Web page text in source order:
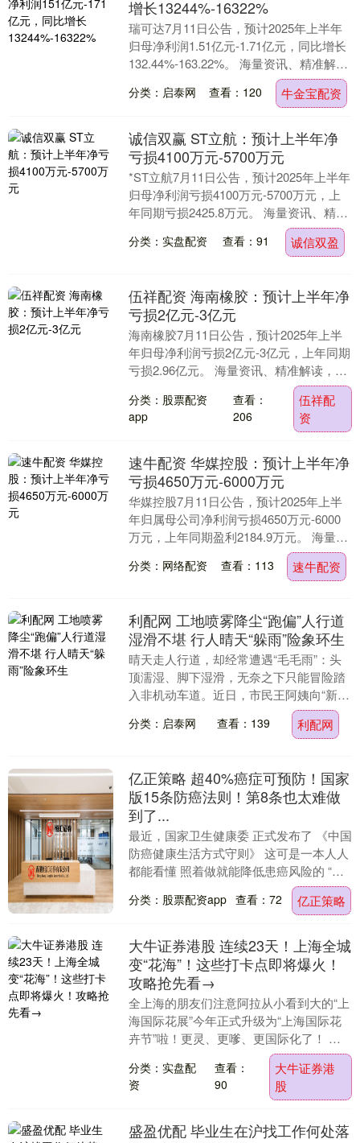
增长13244%-16322%
瑞可达7月11日公告，预计2025年上半年
归母净利润1.51亿元-1.71亿元，同比增长
132.44%-163.22%。 海量资讯、精准解
分类：启泰网 查看：120 牛金宝配资
诚信双赢 ST立航：预计上半年净
亏损4100万元-5700万元
*ST立航7月11日公告，预计2025年上半年
归母净利润亏损4100万元-5700万元，上
年同期亏损2425.8万元。 海量资讯、精准
分类：实盘配资 查看：91 诚信双盈
伍祥配资 海南橡胶：预计上半年净
亏损2亿元-3亿元
海南橡胶7月11日公告，预计2025年上半
年归母净利润亏损2亿元-3亿元，上年同期
亏损2.96亿元。 海量资讯、精准解读，尽
分类：股票配资
app
查看：
206
伍祥配
资
速牛配资 华媒控股：预计上半年净
亏损4650万元-6000万元
华媒控股7月11日公告，预计2025年上半
年归属母公司净利润亏损4650万元-6000
万元，上年同期盈利2184.9万元。 海量资
讯、精准解读，尽在新浪财经AP....
分类：网络配资 查看：113 速牛配资
利配网 工地喷雾降尘“跑偏”人行道
湿滑不堪 行人晴天“躲雨”险象环生
晴天走人行道，却经常遭遇“毛毛雨”：头
顶濡湿、脚下湿滑，无奈之下只能冒险踏
入非机动车道。近日，市民王阿姨向“新民
帮侬忙”反映，上南路近永泰路西侧的一家
在建项目喷....
分类：启泰网 查看：139 利配网
亿正策略 超40%癌症可预防！国家
版15条防癌法则！第8条也太难做
到了...
最近，国家卫生健康委 正式发布了 《中国
防癌健康生活方式守则》 这可是一本人人
都能看懂 照着做就能降低患癌风险的 “官
方防癌说明书” 整整15条防癌法则 覆盖
生....
分类：股票配资app 查看：72 亿正策略
大牛证券港股 连续23天！上海全城
变“花海”！这些打卡点即将爆火！
攻略抢先看→
全上海的朋友们注意阿拉从小看到大的“上
海国际花展”今年正式升级为“上海国际花
卉节”啦！更灵、更嗲、更国际化了！ 从4
月18日到5月10日连续23天10多个会场
遍....
分类：实盘配
资
查看：
90
大牛证券港
股
盛盈优配 毕业生在沪找工作何处落